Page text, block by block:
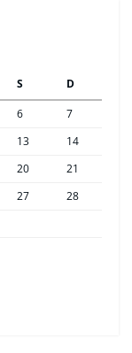
S
D
6
7
13
14
20
21
27
28